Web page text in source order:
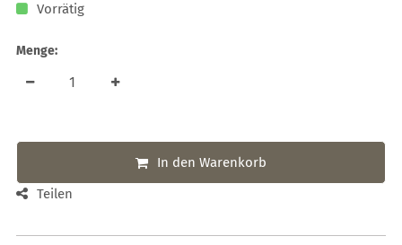
Vorrätig
Menge:
In den Warenkorb
Teilen